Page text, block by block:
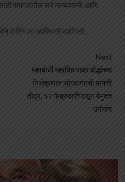
समाजातील सर्व मान्यवरांनी आणि
मीटिंग ला उपस्थिती दर्शविली .
Next
महाबोधी महाविहारावर बौद्धांच्या
नियंत्रणात सोपवण्याची मागणी
तीव्र, १२ फेब्रुवारीपासून बेमुदत
उपोषण